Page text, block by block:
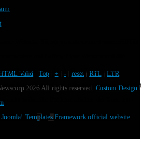
Valid | Top | + - reset | RTL | LTR
2026 All rights reserved. Custom Design
Templates Framework official website
Website. Einige von ihnen sind essenziell für
andere uns helfen, diese Website und die
(Tracking Cookies). Sie können selbst
zulassen möchten. Bitte beachten Sie, dass bei
nicht mehr alle Funktionalitäten der Seite zur